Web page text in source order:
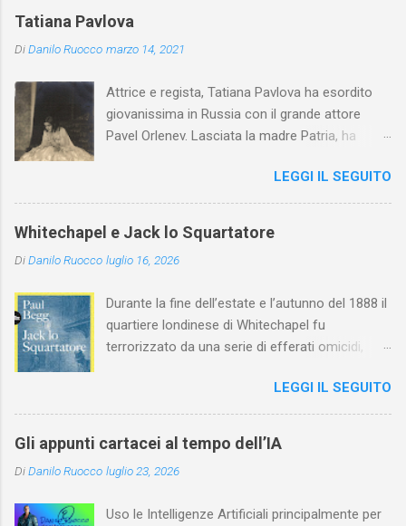
Tatiana Pavlova
DiDanilo Ruocco marzo 14, 2021
Attrice e regista, Tatiana Pavlova ha esordito
giovanissima in Russia con il grande attore
Pavel Orlenev. Lasciata la madre Patria, ha
l'arte della Pavlova ha raggiunto la piena
maturità ed è stata in grado di rinnovare
profondamente l'attardato mondo teatrale
LEGGI IL SEGUITO
Whitechapel e Jack lo Squartatore
DiDanilo Ruocco luglio 16, 2026
Durante la fine dell’estate e l’autunno del 1888 il
quartiere londinese di Whitechapel fu
terrorizzato da una serie di efferati omicidi,
assassino ribattezzato Jack lo Squartatore la
cui identità, tutt’oggi, resta ignota. Paul Begg in
Jack lo Squartatore: la vera storia , edito da
Utet, ricostruisce non solo i cinque omicidi
“canonicamente” addebitati a Jack lo
capitoli, soprattutto) a ricostruire la storia di
LEGGI IL SEGUITO
Gli appunti cartacei al tempo dell’IA
DiDanilo Ruocco luglio 23, 2026
Uso le Intelligenze Artificiali principalmente per